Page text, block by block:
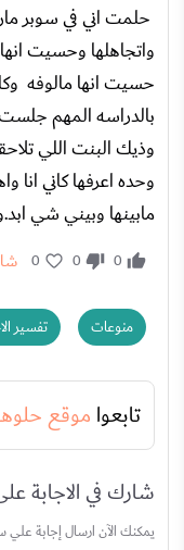
حلمت اني في سوبر
واتجاهلها وحسيت
حسيت انها مالوفه
بالدراسه المهم
وذيك البنت اللي
وحده اعرفها كاني
مابينها وبيني شي
0
0
0
منوعات تفسير
تابعوا موقع
شارك في الاجابة
يمكنك الآن ارسال إجابة علي